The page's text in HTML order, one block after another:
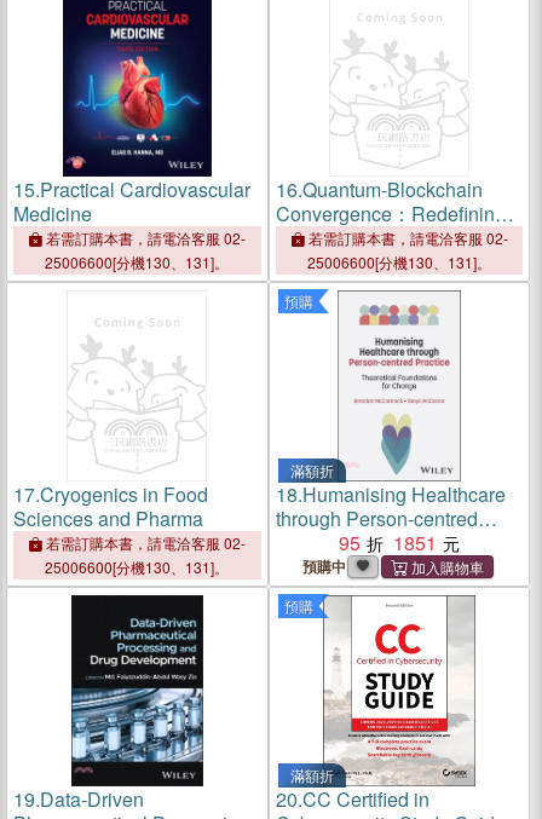
15.Practical Cardiovascular
Medicine
若需訂購本書，請電洽客服 02-
25006600[分機130、131]。
16.Quantum-Blockchain
Convergence：Redefining
Security and Trust in the
Digital Age
若需訂購本書，請電洽客服 02-
25006600[分機130、131]。
17.Cryogenics in Food
Sciences and Pharma
若需訂購本書，請電洽客服 02-
25006600[分機130、131]。
預購
滿額折
18.Humanising Healthcare
through Person-centred
Practice：Theoretical
Foundations for Change
95 1851
預購中
19.Data-Driven
預購
滿額折
20.CC Certified in